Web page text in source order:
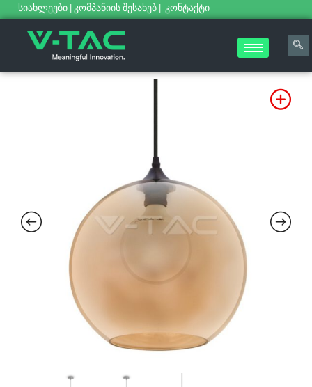
სიახლეები | კომპანიის შესახებ | კონტაქტი